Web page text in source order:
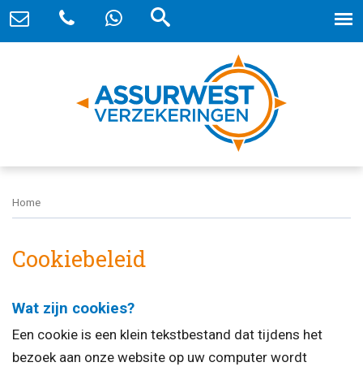
Home
Cookiebeleid
Wat zijn cookies?
Een cookie is een klein tekstbestand dat tijdens het
bezoek aan onze website op uw computer wordt